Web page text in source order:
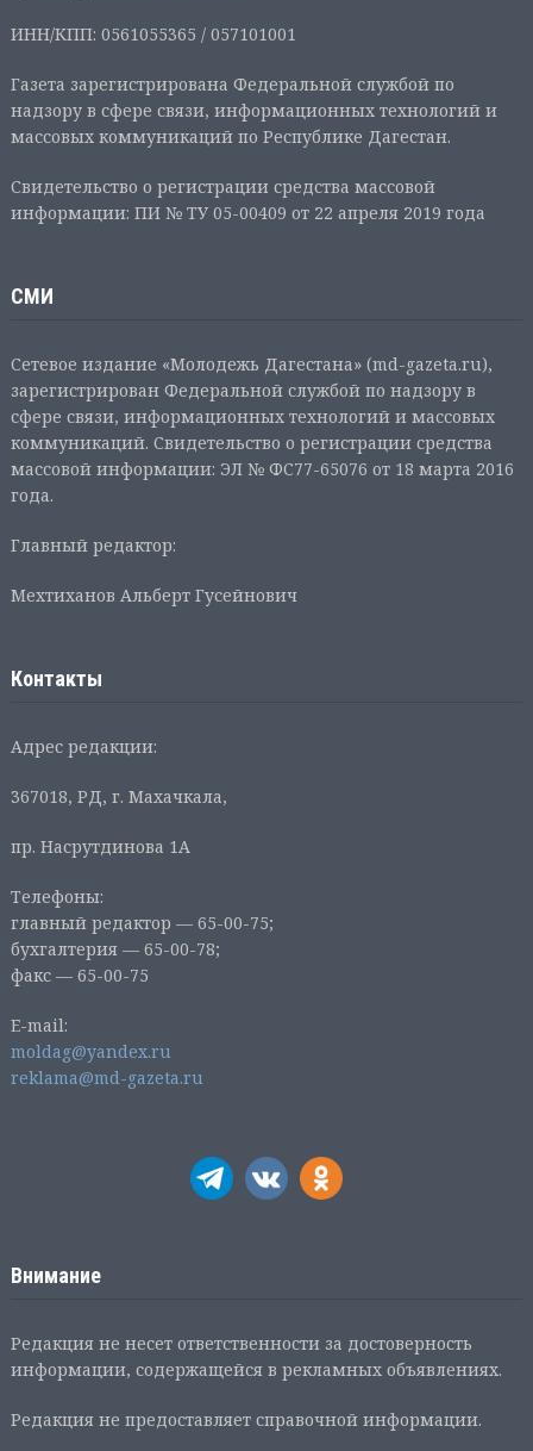
ИНН/КПП: 0561055365 / 057101001
Газета зарегистрирована Федеральной службой по
надзору в сфере связи, информационных технологий и
массовых коммуникаций по Республике Дагестан.
Свидетельство о регистрации средства массовой
информации: ПИ № ТУ 05-00409 от 22 апреля 2019 года
СМИ
Сетевое издание «Молодежь Дагестана» (md-gazeta.ru),
зарегистрирован Федеральной службой по надзору в
сфере связи, информационных технологий и массовых
коммуникаций. Свидетельство о регистрации средства
массовой информации: ЭЛ № ФС77-65076 от 18 марта 2016
года.
Главный редактор:
Мехтиханов Альберт Гусейнович
Контакты
Адрес редакции:
367018, РД, г. Махачкала,
пр. Насрутдинова 1А
Телефоны:
главный редактор — 65-00-75;
бухгалтерия — 65-00-78;
факс — 65-00-75
E-mail:
moldag@yandex.ru
reklama@md-gazeta.ru
Внимание
Редакция не несет ответственности за достоверность
информации, содержащейся в рекламных объявлениях.
Редакция не предоставляет справочной информации.